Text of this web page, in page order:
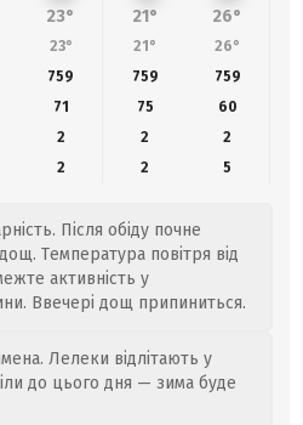
23° 21° 26°
23° 21° 26°
759 759 759
71 75 60
2 2
2
2 2 5
Після обіду почне
Температура повітря від
активність у
Ввечері дощ припиниться.
Лелеки відлітають у
до цього дня — зима буде